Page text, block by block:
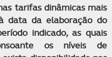
tarifas dinâmicas mais
data da elaboração do
indicado, as quais
os níveis de